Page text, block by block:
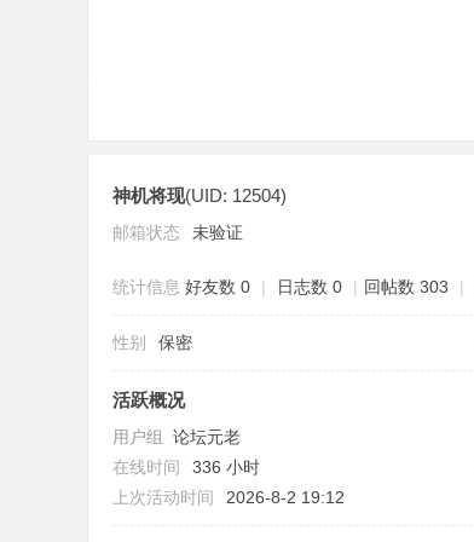
神机将现(UID: 12504)
邮箱状态 未验证
统计信息 好友数 0 | 日志数 0 | 回帖数 303 |
性别 保密
活跃概况
用户组 论坛元老
在线时间
336 小时
上次活动时间
2026-8-2 19:12